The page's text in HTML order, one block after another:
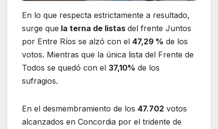
En lo que respecta estrictamente a resultado,
surge que la terna de listas del frente Juntos
por Entre Ríos se alzó con el 47,29 % de los
votos. Mientras que la única lista del Frente de
Todos se quedó con el 37,10% de los
sufragios.
En el desmembramiento de los 47.702 votos
alcanzados en Concordia por el tridente de